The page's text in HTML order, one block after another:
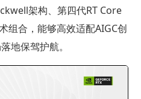
架构、第四代RT Core
组合，能够高效适配AIGC创
地保驾护航。